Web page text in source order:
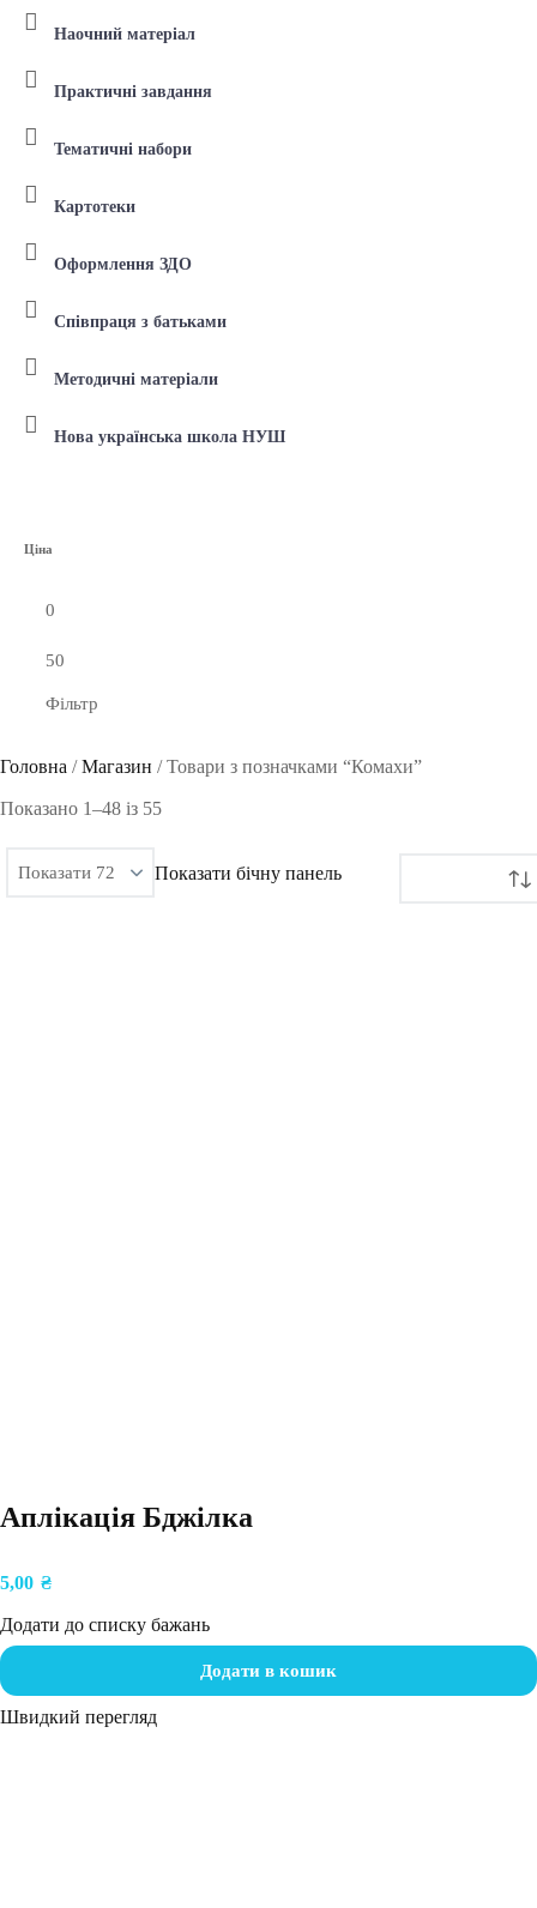
Наочний матеріал
Практичні завдання
Тематичні набори
Картотеки
Оформлення ЗДО
Співпраця з батьками
Методичні матеріали
Нова українська школа НУШ
Ціна
Фільтр
Головна / Магазин / Товари з позначками “Комахи”
Показано 1–48 із 55Сортовано
Показати бічну панель
Аплікація Бджілка
5,00 ₴
Додати до списку бажань
Додати в кошик
Швидкий перегляд